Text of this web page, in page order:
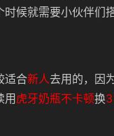
候就需要小伙伴们
适合新人去用的，因
用虎牙奶瓶不卡顿换3